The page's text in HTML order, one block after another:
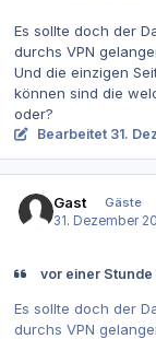
Es sollte doch der
durchs VPN
Und die einzigen
können sind die
oder?
Bearbeitet 31.
Gast
Gäste
31. Dezember
vor einer
Es sollte doch der
durchs VPN